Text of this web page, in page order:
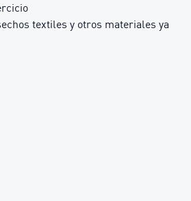
textiles y otros materiales ya